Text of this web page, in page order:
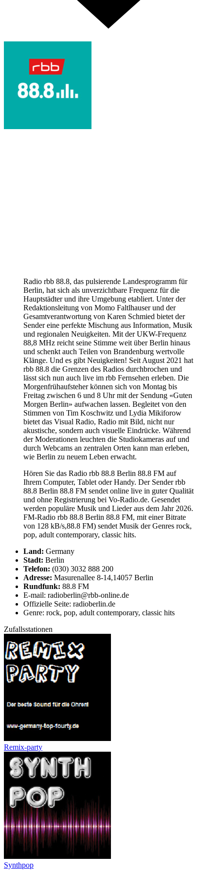
Radio rbb 88.8, das pulsierende Landesprogramm für
Berlin, hat sich als unverzichtbare Frequenz für die
Hauptstädter und ihre Umgebung etabliert. Unter der
Redaktionsleitung von Momo Faltlhauser und der
Gesamtverantwortung von Karen Schmied bietet der
Sender eine perfekte Mischung aus Information, Musik
und regionalen Neuigkeiten. Mit der UKW-Frequenz
88,8 MHz reicht seine Stimme weit über Berlin hinaus
und schenkt auch Teilen von Brandenburg wertvolle
Klänge. Und es gibt Neuigkeiten! Seit August 2021 hat
rbb 88.8 die Grenzen des Radios durchbrochen und
lässt sich nun auch live im rbb Fernsehen erleben. Die
Morgenfrühaufsteher können sich von Montag bis
Freitag zwischen 6 und 8 Uhr mit der Sendung «Guten
Morgen Berlin» aufwachen lassen. Begleitet von den
Stimmen von Tim Koschwitz und Lydia Mikiforow
bietet das Visual Radio, Radio mit Bild, nicht nur
akustische, sondern auch visuelle Eindrücke. Während
der Moderationen leuchten die Studiokameras auf und
durch Webcams an zentralen Orten kann man erleben,
wie Berlin zu neuem Leben erwacht.
Hören Sie das Radio rbb 88.8 Berlin 88.8 FM auf
Ihrem Computer, Tablet oder Handy. Der Sender rbb
88.8 Berlin 88.8 FM sendet online live in guter Qualität
und ohne Registrierung bei Vo-Radio.de. Gesendet
werden populäre Musik und Lieder aus dem Jahr 2026.
FM-Radio rbb 88.8 Berlin 88.8 FM, mit einer Bitrate
von 128 kB/s,88.8 FM) sendet Musik der Genres rock,
pop, adult contemporary, classic hits.
Land: Germany
Stadt: Berlin
Telefon: (030) 3032 888 200
Adresse: Masurenallee 8-14,14057 Berlin
Rundfunk: 88.8 FM
E-mail: radioberlin@rbb-online.de
Offizielle Seite: radioberlin.de
Genre: rock, pop, adult contemporary, classic hits
Zufallsstationen
Remix-party
Synthpop